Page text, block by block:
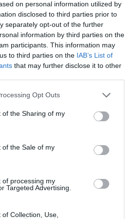
on personal information utilized by
disclosed to third parties prior to
separately opt-out of the further
information by third parties on the
participants. This information may
to third parties on the IAB’s List of
that may further disclose it to other
Opt Outs
of the Sharing of my
of the Sale of my
of processing my
Targeted Advertising.
Collection, Use,
esfera), hay dos laboratorios que
buen comportamiento en estos
año. Se trata de Vichy y Almirall,
63 y 33 puntos porcentuales,
Consumer Health, con el
Multilind®, se posiciona entre
los hidratantes corporales, no
entender el conjunto que supone
corporal». Debemos tener en
las diferentes subfamilias que
de modo que una buena
realización de ventas cruzadas.
concreta para llevar a cabo la